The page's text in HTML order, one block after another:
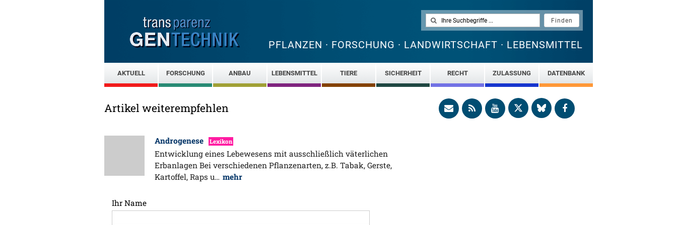
PFLANZEN · FORSCHUNG · LANDWIRTSCHAFT · LEBENSMITTEL
AKTUELL FORSCHUNG ANBAU LEBENSMITTEL TIERE SICHERHEIT RECHT ZULASSUNG DATENBANK
Artikel weiterempfehlen
Androgenese Lexikon
Entwicklung eines Lebewesens mit ausschließlich väterlichen
Erbanlagen Bei verschiedenen Pflanzenarten, z.B. Tabak, Gerste,
Kartoffel, Raps u… mehr
Ihr Name